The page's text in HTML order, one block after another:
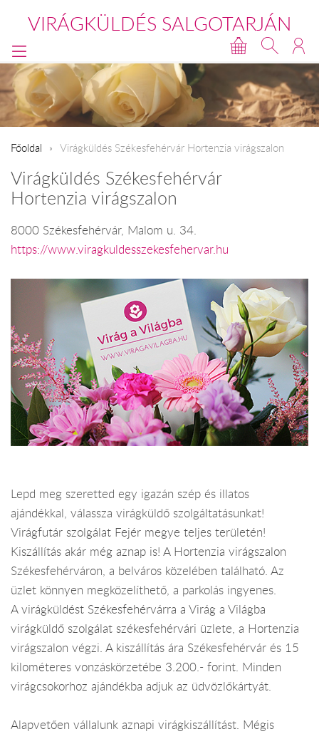
VIRÁGKÜLDÉS SALGOTARJÁN
Főoldal Virágküldés Székesfehérvár Hortenzia virágszalon
Virágküldés Székesfehérvár
Hortenzia virágszalon
8000 Székesfehérvár, Malom u. 34.
https://www.viragkuldesszekesfehervar.hu
Lepd meg szeretted egy igazán szép és illatos
ajándékkal, válassza virágküldő szolgáltatásunkat!
Virágfutár szolgálat Fejér megye teljes területén!
Kiszállítás akár még aznap is! A Hortenzia virágszalon
Székesfehérváron, a belváros közelében található. Az
üzlet könnyen megközelíthető, a parkolás ingyenes.
A virágküldést Székesfehérvárra a Virág a Világba
virágküldő szolgálat székesfehérvári üzlete, a Hortenzia
virágszalon végzi. A kiszállítás ára Székesfehérvár és 15
kilométeres vonzáskörzetébe 3.200.- forint. Minden
virágcsokorhoz ajándékba adjuk az üdvözlőkártyát.
Alapvetően vállalunk aznapi virágkiszállítást. Mégis